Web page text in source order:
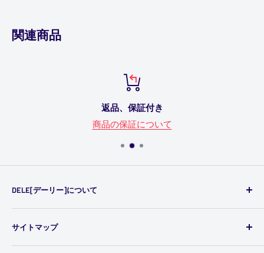
トップページのバナーでは、新商品やキャンペーンを実施
特にお買い得商品をお探しの場合は、これらのバナーを是
非チェックしてみてください。
検索結果を並べ替える
えることができます。
＜ご注文方法＞
各商品のページでお好みの商品の数量を選択し、「買い物
かごへ」ボタンをクリックしてください。商品の追加や取
関連商品
返品、保証付き
商品の保証について
DELE[デーリー]について
トローラー（ハンコン）を中心に、ステアリングホイー
ル、フライトスティック、およびPC、家庭用ゲーム機
サイトマップ